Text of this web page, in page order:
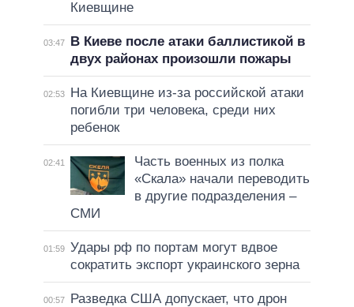
Киевщине
03:47
В Киеве после атаки баллистикой в
двух районах произошли пожары
02:53
На Киевщине из-за российской атаки
погибли три человека, среди них
ребенок
02:41
Часть военных из полка
«Скала» начали переводить
в другие подразделения –
СМИ
01:59 Удары рф по портам могут вдвое
сократить экспорт украинского зерна
00:57
Разведка США допускает, что дрон